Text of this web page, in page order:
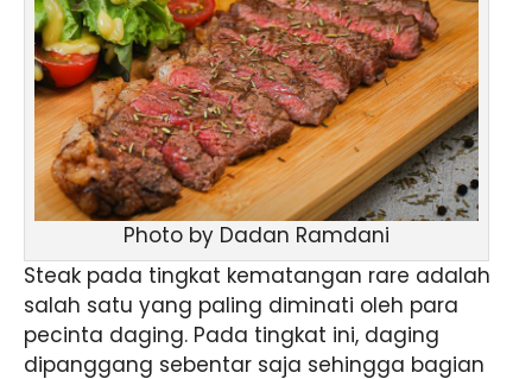
Photo by Dadan Ramdani
Steak pada tingkat kematangan rare adalah
salah satu yang paling diminati oleh para
pecinta daging. Pada tingkat ini, daging
dipanggang sebentar saja sehingga bagian